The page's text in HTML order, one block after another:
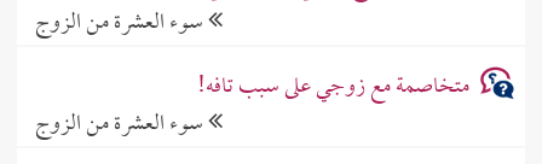
سوء العشرة من الزوج
متخاصمة مع زوجي على سبب تافه!
سوء العشرة من الزوج